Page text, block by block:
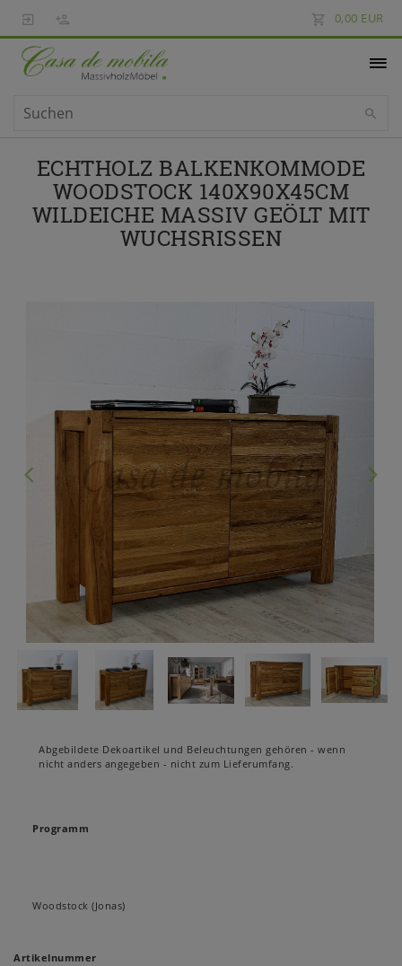
0,00 EUR
ECHTHOLZ BALKENKOMMODE
WOODSTOCK 140X90X45CM
WILDEICHE MASSIV GEÖLT MIT
WUCHSRISSEN
Abgebildete Dekoartikel und Beleuchtungen gehören - wenn
nicht anders angegeben - nicht zum Lieferumfang.
Programm
Woodstock (Jonas)
Artikelnummer